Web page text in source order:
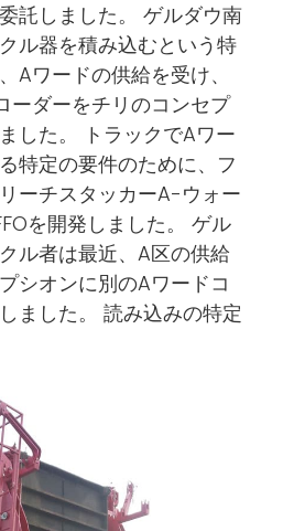
託しました。 ゲルダウ南
ル器を積み込むという特
Aワードの供給を受け、
ーダーをチリのコンセプ
した。 トラックでAワー
特定の要件のために、フ
ーチスタッカーA-ウォー
を開発しました。 ゲル
ル者は最近、A区の供給
シオンに別のAワードコ
ました。 読み込みの特定